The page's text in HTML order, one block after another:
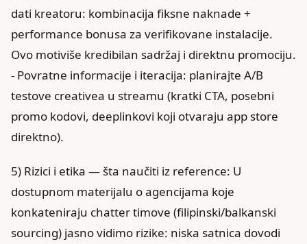
dati kreatoru: kombinacija fiksne naknade +
performance bonusa za verifikovane instalacije.
Ovo motiviše kredibilan sadržaj i direktnu promociju.
- Povratne informacije i iteracija: planirajte A/B
testove creativea u streamu (kratki CTA, posebni
promo kodovi, deeplinkovi koji otvaraju app store
direktno).
5) Rizici i etika — šta naučiti iz reference: U
dostupnom materijalu o agencijama koje
konkateniraju chatter timove (filipinski/balkanski
sourcing) jasno vidimo rizike: niska satnica dovodi